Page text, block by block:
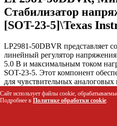
Стабилизатор
[SOT-23-5]\Texas
LP2981-50DBVR представляет
линейный регулятор
5.0 В и максимальным током
SOT-23-5. Этот компонент
для чувствительных
эффективно снижая уровень
питания. Микросхема решает
Сайт использует файлы cookie,
Подробнее в Политике обработки cookie.